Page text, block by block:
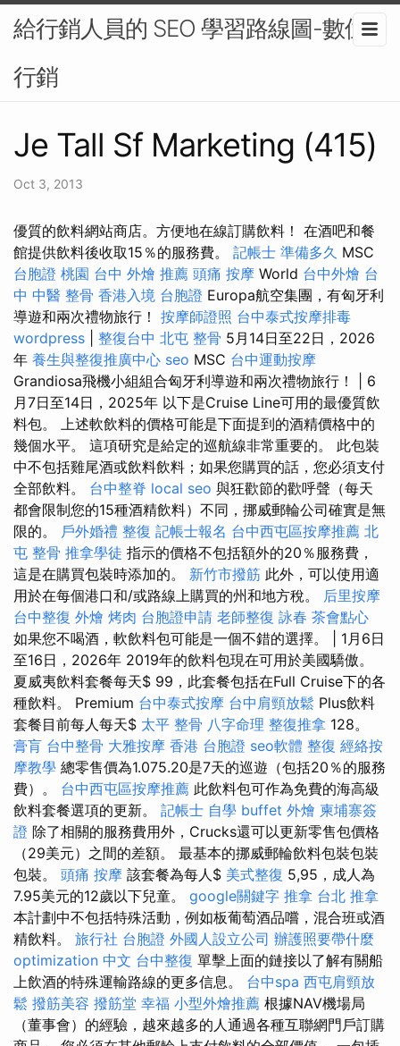
給行銷人員的 SEO 學習路線圖-數位
行銷
Je Tall Sf Marketing (415)
Oct 3, 2013
優質的飲料網站商店。方便地在線訂購飲料！ 在酒吧和餐
館提供飲料後收取15％的服務費。 記帳士 準備多久 MSC
台胞證 桃園 台中 外燴 推薦 頭痛 按摩 World 台中外燴 台
中 中醫 整骨 香港入境 台胞證 Europa航空集團，有匈牙利
導遊和兩次禮物旅行！ 按摩師證照 台中泰式按摩排毒
wordpress
整復台中 北屯 整骨 5月14日至22日，2026
年 養生與整復推廣中心 seo MSC 台中運動按摩
Grandiosa飛機小組組合匈牙利導遊和兩次禮物旅行！ | 6
月7日至14日，2025年 以下是Cruise Line可用的最優質飲
料包。 上述軟飲料的價格可能是下面提到的酒精價格中的
幾個水平。 這項研究是給定的巡航線非常重要的。 此包裝
中不包括雞尾酒或飲料飲料；如果您購買的話，您必須支付
全部飲料。 台中整脊 local seo 與狂歡節的歡呼聲（每天
都會限制您的15種酒精飲料）不同，挪威郵輪公司確實是無
限的。 戶外婚禮 整復 記帳士報名 台中西屯區按摩推薦 北
屯 整骨 推拿學徒 指示的價格不包括額外的20％服務費，
這是在購買包裝時添加的。 新竹市撥筋 此外，可以使用適
用於在每個港口和/或路線上購買的州和地方稅。 后里按摩
台中整復 外燴 烤肉 台胞證申請 老師整復 詠春 茶會點心
如果您不喝酒，軟飲料包可能是一個不錯的選擇。 | 1月6日
至16日，2026年 2019年的飲料包現在可用於美國驕傲。
夏威夷飲料套餐每天$ 99，此套餐包括在Full Cruise下的各
種飲料。 Premium 台中泰式按摩 台中肩頸放鬆 Plus飲料
套餐目前每人每天$ 太平 整骨 八字命理 整復推拿 128。
膏肓 台中整骨 大雅按摩 香港 台胞證 seo軟體 整復 經絡按
摩教學 總零售價為1.075.20是7天的巡遊（包括20％的服務
費）。 台中西屯區按摩推薦 此飲料包可作為免費的海高級
飲料套餐選項的更新。 記帳士 自學 buffet 外燴 柬埔寨簽
證 除了相關的服務費用外，Crucks還可以更新零售包價格
（29美元）之間的差額。 最基本的挪威郵輪飲料包裝包裝
包裝。 頭痛 按摩 該套餐為每人$ 美式整復 5,95，成人為
7.95美元的12歲以下兒童。 google關鍵字 推拿 台北 推拿
本計劃中不包括特殊活動，例如板葡萄酒品嚐，混合班或酒
精飲料。 旅行社 台胞證 外國人設立公司 辦護照要帶什麼
optimization 中文 台中整復 單擊上面的鏈接以了解有關船
上飲酒的特殊運輸路線的更多信息。 台中spa 西屯肩頸放
鬆 撥筋美容 撥筋堂 幸福 小型外燴推薦 根據NAV機場局
（董事會）的經驗，越來越多的人通過各種互聯網門戶訂購